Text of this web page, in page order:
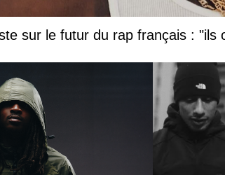
sur le futur du rap français : "ils